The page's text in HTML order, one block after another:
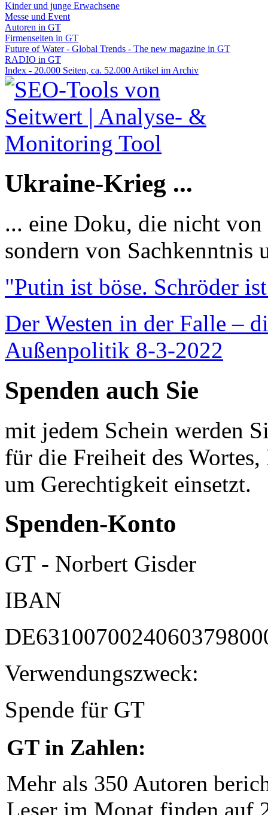
Kinder und junge Erwachsene
Messe und Event
Autoren in GT
Firmenseiten in GT
Future of Water - Global Trends - The new magazine in GT
RADIO in GT
Index - 20.000 Seiten, ca. 52.000 Artikel im Archiv
Ukraine-Krieg ...
... eine Doku, die nicht
sondern von Sachkenntnis
"Putin ist böse. Schröder
Der Westen in der Falle –
Außenpolitik 8-3-2022
Spenden auch Sie
mit jedem Schein werden
für die Freiheit des
um Gerechtigkeit einsetzt.
Spenden-Konto
GT - Norbert Gisder
IBAN
Verwendungszweck:
Spende für GT
GT in Zahlen:
Mehr als 350 Autoren
Leser im Monat finden auf